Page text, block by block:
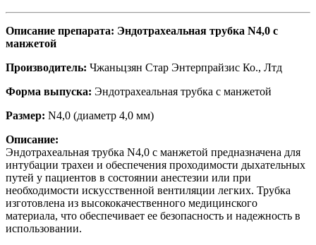
Описание препарата: Эндотрахеальная трубка N4,0 с
манжетой
Производитель: Чжаньцзян Стар Энтерпрайзис Ко., Лтд
Форма выпуска: Эндотрахеальная трубка с манжетой
Размер: N4,0 (диаметр 4,0 мм)
Описание:
Эндотрахеальная трубка N4,0 с манжетой предназначена для
интубации трахеи и обеспечения проходимости дыхательных
путей у пациентов в состоянии анестезии или при
необходимости искусственной вентиляции легких. Трубка
изготовлена из высококачественного медицинского
материала, что обеспечивает ее безопасность и надежность в
использовании.